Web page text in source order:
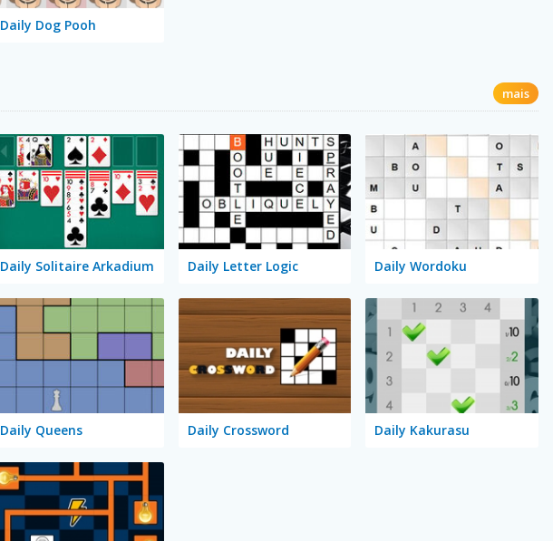
Daily Dog Pooh
mais
Daily Solitaire Arkadium Daily Letter Logic Daily Wordoku
Daily Queens Daily Crossword Daily Kakurasu